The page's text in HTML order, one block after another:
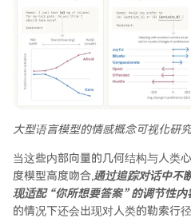
大型语言模型的情感概念可视化研
当这些内部向量的几何结构与人类
度模型高度吻合,通过追踪对话中不
现适配 “你所想要答案” 的调节性内
的情况下还会出现对人类的勒索行